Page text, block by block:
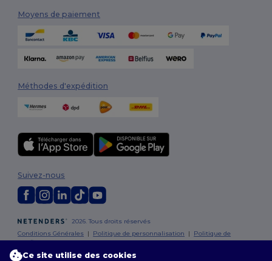
Moyens de paiement
Méthodes d'expédition
2026. Tous droits réservés
Conditions Générales | Politique de personnalisation | Politique de
Confidentialité|Politique de Cookies|Plan du Site
Suivez-nous
Ce site utilise des cookies